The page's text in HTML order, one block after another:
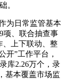
。
为日常监管基本
项、联合抽查事
、上下联动、整
开”工作平台，
库2.26万个，录
基本覆盖市场监